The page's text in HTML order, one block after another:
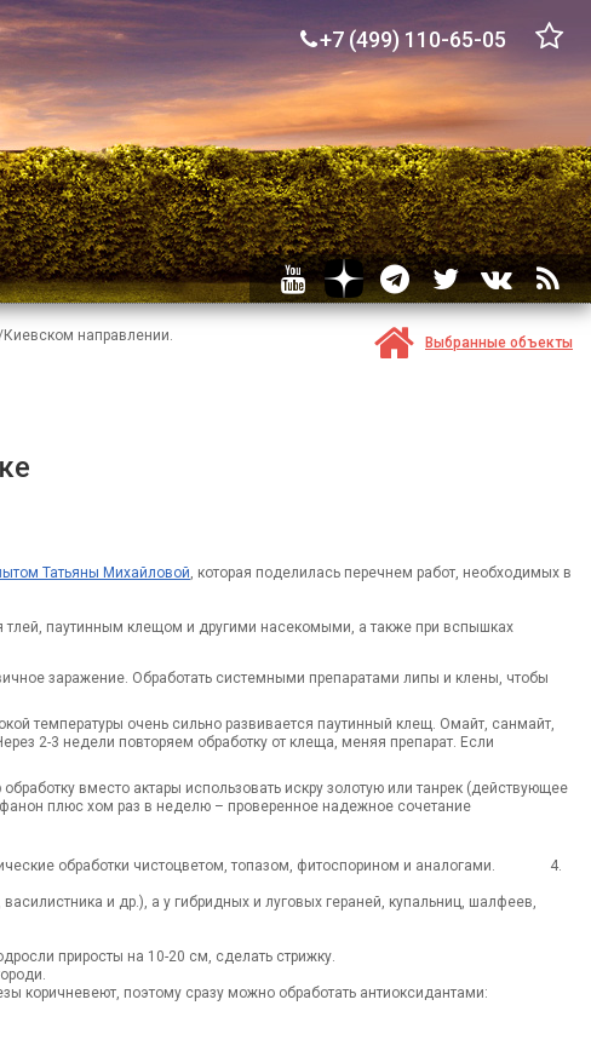
+7 (499) 110-65-05
направлении. Выбранные объекты
Татьяны Михайловой, которая поделилась перечнем работ, необходимых в
тлей, паутинным клещом и другими насекомыми, а также при вспышках
заражение. Обработать системными препаратами липы и клены, чтобы
температуры очень сильно развивается паутинный клещ. Омайт, санмайт,
2-3 недели повторяем обработку от клеща, меняя препарат. Если
вместо актары использовать искру золотую или танрек (действующее
плюс хом раз в неделю – проверенное надежное сочетание
обработки чистоцветом, топазом, фитоспорином и аналогами. 4.
и др.), а у гибридных и луговых гераней, купальниц, шалфеев,
приросты на 10-20 см, сделать стрижку.
коричневеют, поэтому сразу можно обработать антиоксидантами: